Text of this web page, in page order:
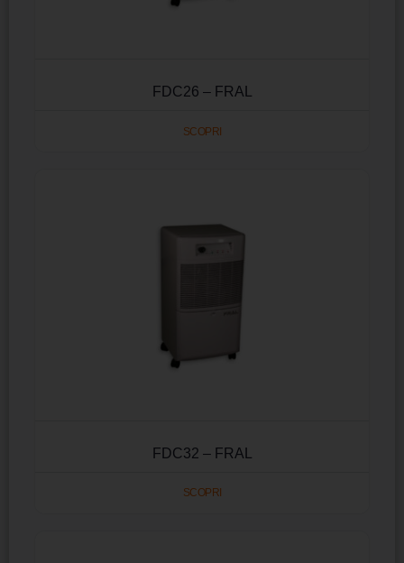
FDC26 – FRAL
SCOPRI
FDC32 – FRAL
SCOPRI